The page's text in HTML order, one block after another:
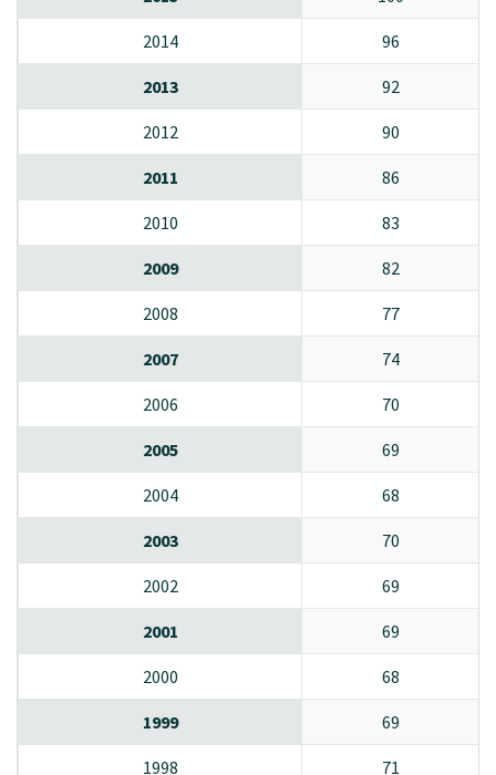
2014 96
2013 92
2012 90
2011 86
2010 83
2009 82
2008 77
2007 74
2006 70
2005 69
2004 68
2003 70
2002 69
2001 69
2000 68
1999 69
1998 71